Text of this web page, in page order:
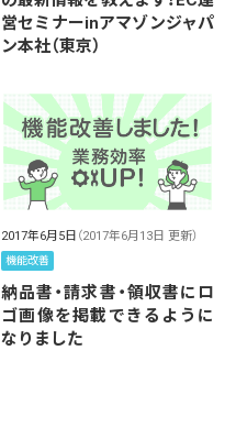
営セミナーinアマゾンジャパ
ン本社（東京）
2017年6月5日 （2017年6月13日 更新）
機能改善
納品書・請求書・領収書にロ
ゴ画像を掲載できるように
なりました